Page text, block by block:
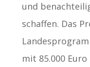
und
schaffen. Das
mit 85.000